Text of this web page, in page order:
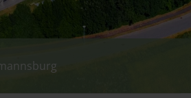
- Outdoor
- Baby World